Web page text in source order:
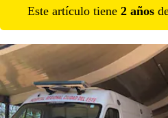
Este artículo tiene 2 años